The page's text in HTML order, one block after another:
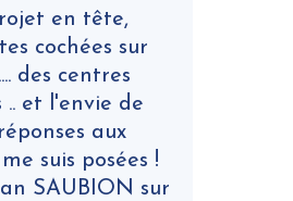
en tête,
cochées sur
des centres
et l'envie de
aux
suis posées !
SAUBION sur